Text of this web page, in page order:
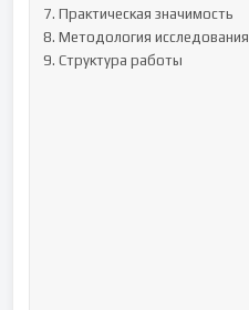
7. Практическая значимость
8. Методология исследования
9. Структура работы